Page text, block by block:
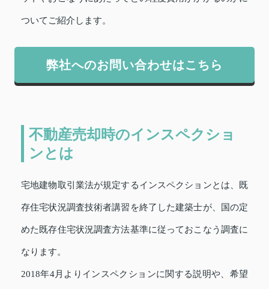
ついてご紹介します。
弊社へのお問い合わせはこちら
不動産売却時のインスペクショ
ンとは
宅地建物取引業法が規定するインスペクションとは、既
存住宅状況調査技術者講習を終了した建築士が、国の定
めた既存住宅状況調査方法基準に従っておこなう調査に
なります。
2018年4月よりインスペクションに関する説明や、希望